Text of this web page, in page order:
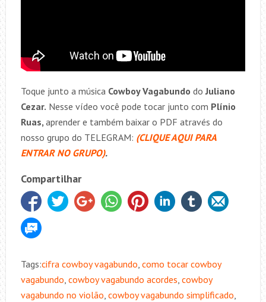
Toque junto a música Cowboy Vagabundo doJuliano
Cezar. Nesse vídeo você pode tocar junto com Plínio
Ruas, aprender e também baixar o PDF através do
nosso grupo do TELEGRAM: (CLIQUE AQUI PARA
ENTRAR NO GRUPO).
Compartilhar
Tags:cifra cowboy vagabundo, como tocar cowboy
vagabundo, cowboy vagabundo acordes, cowboy
vagabundo no violão, cowboy vagabundo simplificado,